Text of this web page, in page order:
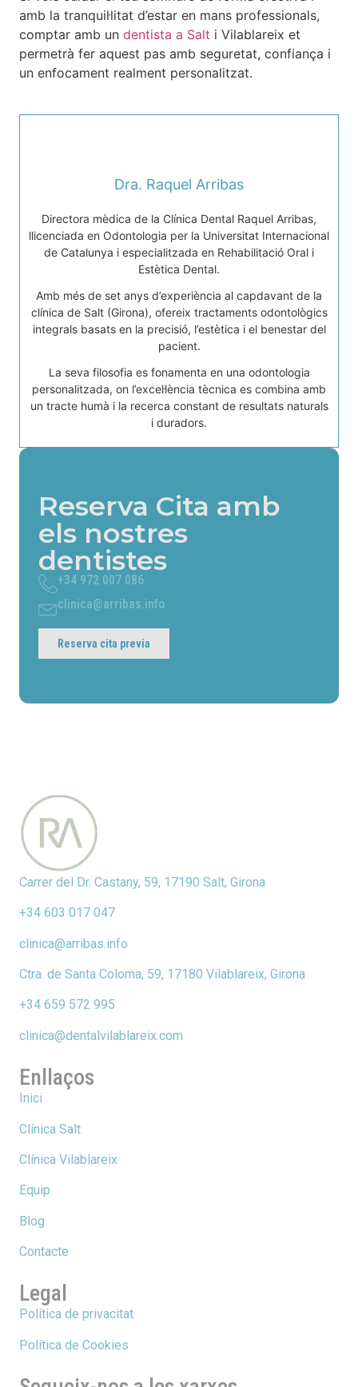
amb la tranquil·litat d’estar en mans professionals,
comptar amb un dentista a Salt i Vilablareix et
permetrà fer aquest pas amb seguretat, confiança i
un enfocament realment personalitzat.
Dra. Raquel Arribas
Directora mèdica de la Clínica Dental Raquel Arribas,
llicenciada en Odontologia per la Universitat Internacional
de Catalunya i especialitzada en Rehabilitació Oral i
Estètica Dental.
Amb més de set anys d’experiència al capdavant de la
clínica de Salt (Girona), ofereix tractaments odontològics
integrals basats en la precisió, l’estètica i el benestar del
pacient.
La seva filosofia es fonamenta en una odontologia
personalitzada, on l’excel·lència tècnica es combina amb
un tracte humà i la recerca constant de resultats naturals
i duradors.
Reserva Cita amb
els nostres
dentistes
+34 972 007 086
clinica@arribas.info
Reserva cita previa
Carrer del Dr. Castany, 59, 17190 Salt, Girona
+34 603 017 047
clinica@arribas.info
Ctra. de Santa Coloma, 59, 17180 Vilablareix, Girona
+34 659 572 995
clinica@dentalvilablareix.com
Enllaços
Inici
Clínica Salt
Clínica Vilablareix
Equip
Blog
Contacte
Legal
Política de privacitat
Política de Cookies